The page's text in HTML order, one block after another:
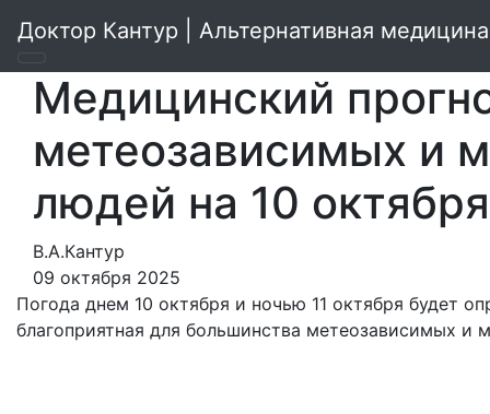
Доктор Кантур | Альтернативная медицина
Медицинский
метеозависимых и
людей на 10
В.А.Кантур
09 октября 2025
Погода днем 10 октября и ночью 11 октября будет
благоприятная для большинства метеозависимых и